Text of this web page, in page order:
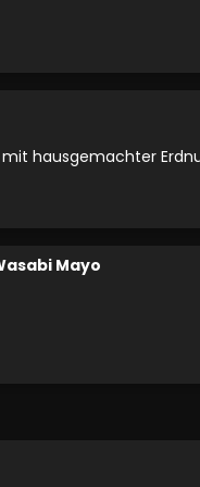
hausgemachter
Mayo